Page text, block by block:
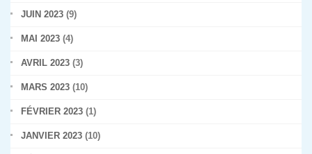
JUIN 2023 (9)
MAI 2023 (4)
AVRIL 2023 (3)
MARS 2023 (10)
FÉVRIER 2023 (1)
JANVIER 2023 (10)